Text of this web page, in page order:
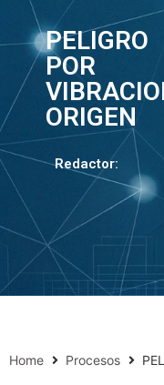
PELIGRO
POR
ORIGEN
Redactor:
Home Procesos